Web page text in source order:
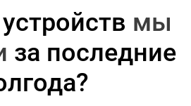
мы
за последние